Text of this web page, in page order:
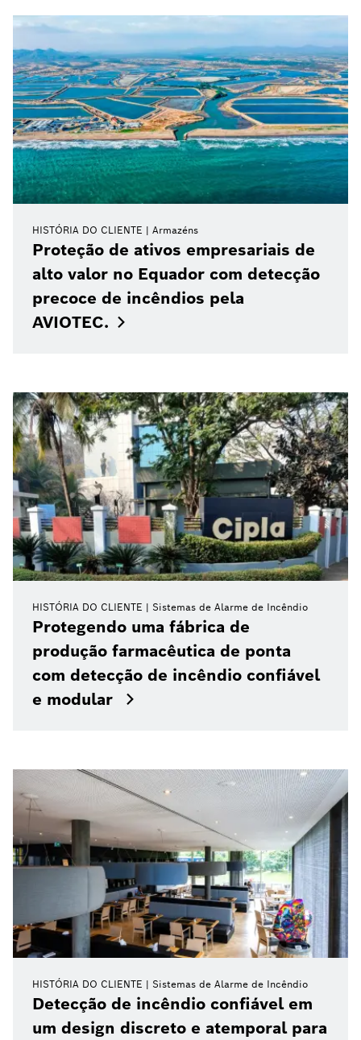
HISTÓRIA DO CLIENTE Armazéns
Proteção de ativos empresariais de
alto valor no Equador com detecção
precoce de incêndios pela
AVIOTEC.
HISTÓRIA DO CLIENTE Sistemas de Alarme de Incêndio
Protegendo uma fábrica de
produção farmacêutica de ponta
com detecção de incêndio confiável
e modular
HISTÓRIA DO CLIENTE Sistemas de Alarme de Incêndio
Detecção de incêndio confiável em
um design discreto e atemporal para